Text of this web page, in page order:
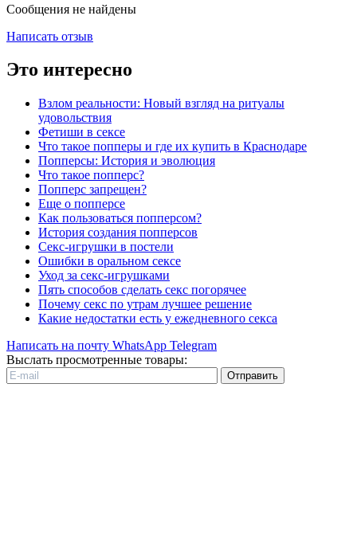
Сообщения не найдены
Написать отзыв
Это интересно
Взлом реальности: Новый взгляд на ритуалы
удовольствия
Фетиши в сексе
Что такое попперы и где их купить в Краснодаре
Попперсы: История и эволюция
Что такое попперс?
Попперс запрещен?
Еще о попперсе
Как пользоваться попперсом?
История создания попперсов
Секс-игрушки в постели
Ошибки в оральном сексе
Уход за секс-игрушками
Пять способов сделать секс погорячее
Почему секс по утрам лучшее решение
Какие недостатки есть у ежедневного секса
Написать на почту WhatsApp Telegram
Выслать просмотренные товары:
Отправить